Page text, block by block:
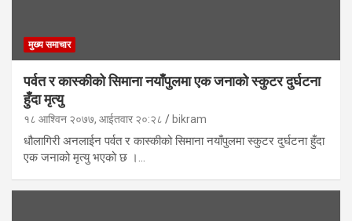
मुख्य समाचार
पर्वत र कास्कीको सिमाना नयाँपुलमा एक जनाको स्कुटर दुर्घटना
हुँदा मृत्यु
१८ आश्विन २०७७, आईतवार २०:२८ bikram
धौलागिरी अनलाईन पर्वत र कास्कीको सिमाना नयाँपुलमा स्कुटर दुर्घटना हुँदा
एक जनाको मृत्यु भएको छ ।…